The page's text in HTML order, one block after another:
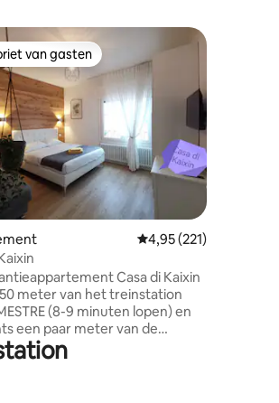
van 4,94 op 5, 318 recensies
van gasten
van gasten
Gemiddelde
4,95 (221)
Casa di Kaixin
meter van het treinstation
(8-9 minuten lopen) en
een paar meter van de
naar Venetië. Het is onlangs
in 2023 en beslaat een